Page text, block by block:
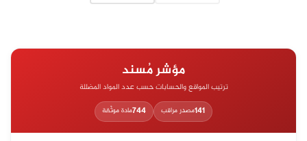
مؤشر مُسند
ترتيب المواقع والحسابات حسب عدد المواد المضللة
141مصدر مراقب 744مادة موثّقة